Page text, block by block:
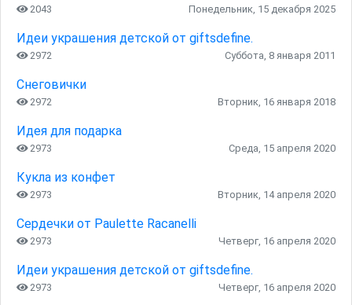
2043 Понедельник, 15 декабря 2025
Идеи украшения детской от giftsdefine.
2972 Суббота, 8 января 2011
Снеговички
2972 Вторник, 16 января 2018
Идея для подарка
2973 Среда, 15 апреля 2020
Кукла из конфет
2973 Вторник, 14 апреля 2020
Сердечки от Paulette Racanelli
2973 Четверг, 16 апреля 2020
Идеи украшения детской от giftsdefine.
2973 Четверг, 16 апреля 2020